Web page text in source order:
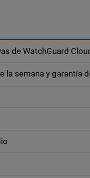
de WatchGuard
la semana y garantía